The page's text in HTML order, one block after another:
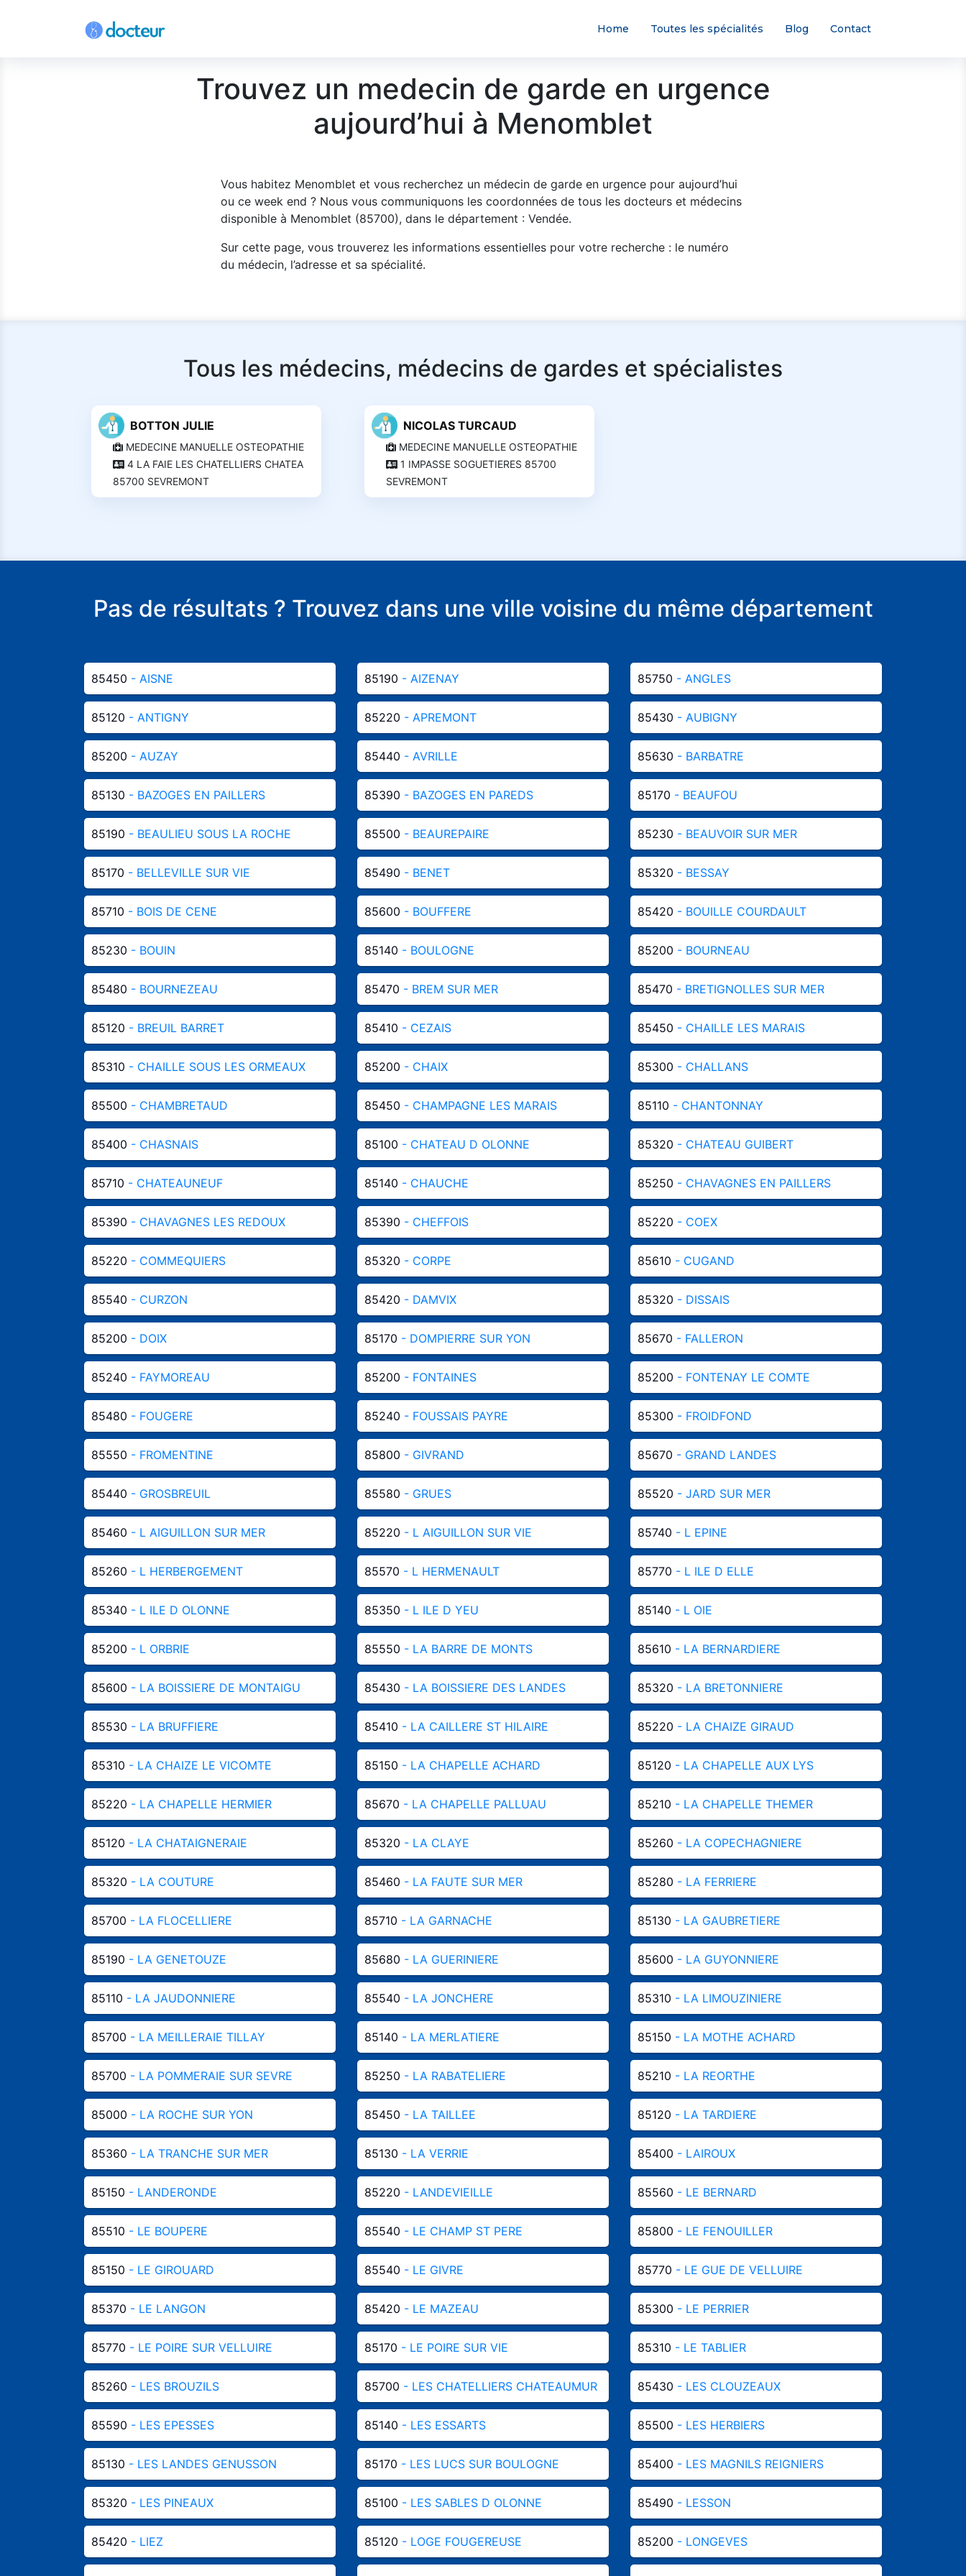
Home Toutes les spécialités Blog Contact
Trouvez un medecin de garde en urgence
aujourd’hui à Menomblet
Vous habitez Menomblet et vous recherchez un médecin de garde en urgence pour aujourd’hui
ou ce week end ? Nous vous communiquons les coordonnées de tous les docteurs et médecins
disponible à Menomblet (85700), dans le département : Vendée.
Sur cette page, vous trouverez les informations essentielles pour votre recherche : le numéro
du médecin, l’adresse et sa spécialité.
Tous les médecins, médecins de gardes et spécialistes
BOTTON JULIE
MEDECINE MANUELLE OSTEOPATHIE
4 LA FAIE LES CHATELLIERS CHATEA
85700 SEVREMONT
NICOLAS TURCAUD
MEDECINE MANUELLE OSTEOPATHIE
1 IMPASSE SOGUETIERES 85700
SEVREMONT
Pas de résultats ? Trouvez dans une ville voisine du même département
85450 - AISNE 85190 - AIZENAY 85750 - ANGLES
85120 - ANTIGNY 85220 - APREMONT 85430 - AUBIGNY
85200 - AUZAY 85440 - AVRILLE 85630 - BARBATRE
85130 - BAZOGES EN PAILLERS 85390 - BAZOGES EN PAREDS 85170 - BEAUFOU
85190 - BEAULIEU SOUS LA ROCHE 85500 - BEAUREPAIRE 85230 - BEAUVOIR SUR MER
85170 - BELLEVILLE SUR VIE 85490 - BENET 85320 - BESSAY
85710 - BOIS DE CENE 85600 - BOUFFERE 85420 - BOUILLE COURDAULT
85230 - BOUIN 85140 - BOULOGNE 85200 - BOURNEAU
85480 - BOURNEZEAU 85470 - BREM SUR MER 85470 - BRETIGNOLLES SUR MER
85120 - BREUIL BARRET 85410 - CEZAIS 85450 - CHAILLE LES MARAIS
85310 - CHAILLE SOUS LES ORMEAUX 85200 - CHAIX 85300 - CHALLANS
85500 - CHAMBRETAUD 85450 - CHAMPAGNE LES MARAIS 85110 - CHANTONNAY
85400 - CHASNAIS 85100 - CHATEAU D OLONNE 85320 - CHATEAU GUIBERT
85710 - CHATEAUNEUF 85140 - CHAUCHE 85250 - CHAVAGNES EN PAILLERS
85390 - CHAVAGNES LES REDOUX 85390 - CHEFFOIS 85220 - COEX
85220 - COMMEQUIERS 85320 - CORPE 85610 - CUGAND
85540 - CURZON 85420 - DAMVIX 85320 - DISSAIS
85200 - DOIX 85170 - DOMPIERRE SUR YON 85670 - FALLERON
85240 - FAYMOREAU 85200 - FONTAINES 85200 - FONTENAY LE COMTE
85480 - FOUGERE 85240 - FOUSSAIS PAYRE 85300 - FROIDFOND
85550 - FROMENTINE 85800 - GIVRAND 85670 - GRAND LANDES
85440 - GROSBREUIL 85580 - GRUES 85520 - JARD SUR MER
85460 - L AIGUILLON SUR MER 85220 - L AIGUILLON SUR VIE 85740 - L EPINE
85260 - L HERBERGEMENT 85570 - L HERMENAULT 85770 - L ILE D ELLE
85340 - L ILE D OLONNE 85350 - L ILE D YEU 85140 - L OIE
85200 - L ORBRIE 85550 - LA BARRE DE MONTS 85610 - LA BERNARDIERE
85600 - LA BOISSIERE DE MONTAIGU 85430 - LA BOISSIERE DES LANDES 85320 - LA BRETONNIERE
85530 - LA BRUFFIERE 85410 - LA CAILLERE ST HILAIRE 85220 - LA CHAIZE GIRAUD
85310 - LA CHAIZE LE VICOMTE 85150 - LA CHAPELLE ACHARD 85120 - LA CHAPELLE AUX LYS
85220 - LA CHAPELLE HERMIER 85670 - LA CHAPELLE PALLUAU 85210 - LA CHAPELLE THEMER
85120 - LA CHATAIGNERAIE 85320 - LA CLAYE 85260 - LA COPECHAGNIERE
85320 - LA COUTURE 85460 - LA FAUTE SUR MER 85280 - LA FERRIERE
85700 - LA FLOCELLIERE 85710 - LA GARNACHE 85130 - LA GAUBRETIERE
85190 - LA GENETOUZE 85680 - LA GUERINIERE 85600 - LA GUYONNIERE
85110 - LA JAUDONNIERE 85540 - LA JONCHERE 85310 - LA LIMOUZINIERE
85700 - LA MEILLERAIE TILLAY 85140 - LA MERLATIERE 85150 - LA MOTHE ACHARD
85700 - LA POMMERAIE SUR SEVRE 85250 - LA RABATELIERE 85210 - LA REORTHE
85000 - LA ROCHE SUR YON 85450 - LA TAILLEE 85120 - LA TARDIERE
85360 - LA TRANCHE SUR MER 85130 - LA VERRIE 85400 - LAIROUX
85150 - LANDERONDE 85220 - LANDEVIEILLE 85560 - LE BERNARD
85510 - LE BOUPERE 85540 - LE CHAMP ST PERE 85800 - LE FENOUILLER
85150 - LE GIROUARD 85540 - LE GIVRE 85770 - LE GUE DE VELLUIRE
85370 - LE LANGON 85420 - LE MAZEAU 85300 - LE PERRIER
85770 - LE POIRE SUR VELLUIRE 85170 - LE POIRE SUR VIE 85310 - LE TABLIER
85260 - LES BROUZILS 85700 - LES CHATELLIERS CHATEAUMUR 85430 - LES CLOUZEAUX
85590 - LES EPESSES 85140 - LES ESSARTS 85500 - LES HERBIERS
85130 - LES LANDES GENUSSON 85170 - LES LUCS SUR BOULOGNE 85400 - LES MAGNILS REIGNIERS
85320 - LES PINEAUX 85100 - LES SABLES D OLONNE 85490 - LESSON
85420 - LIEZ 85120 - LOGE FOUGEREUSE 85200 - LONGEVES